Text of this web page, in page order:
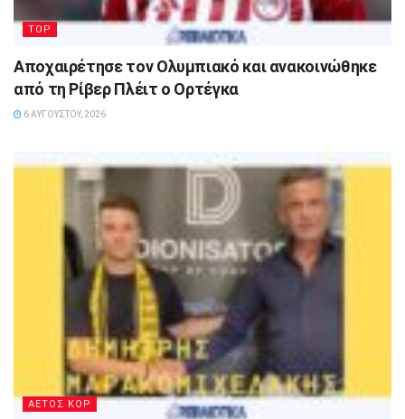
TOP
Αποχαιρέτησε τον Ολυμπιακό και ανακοινώθηκε
από τη Ρίβερ Πλέιτ ο Ορτέγκα
6 ΑΥΓΟΎΣΤΟΥ, 2026
ΑΕΤΟΣ ΚΟΡ